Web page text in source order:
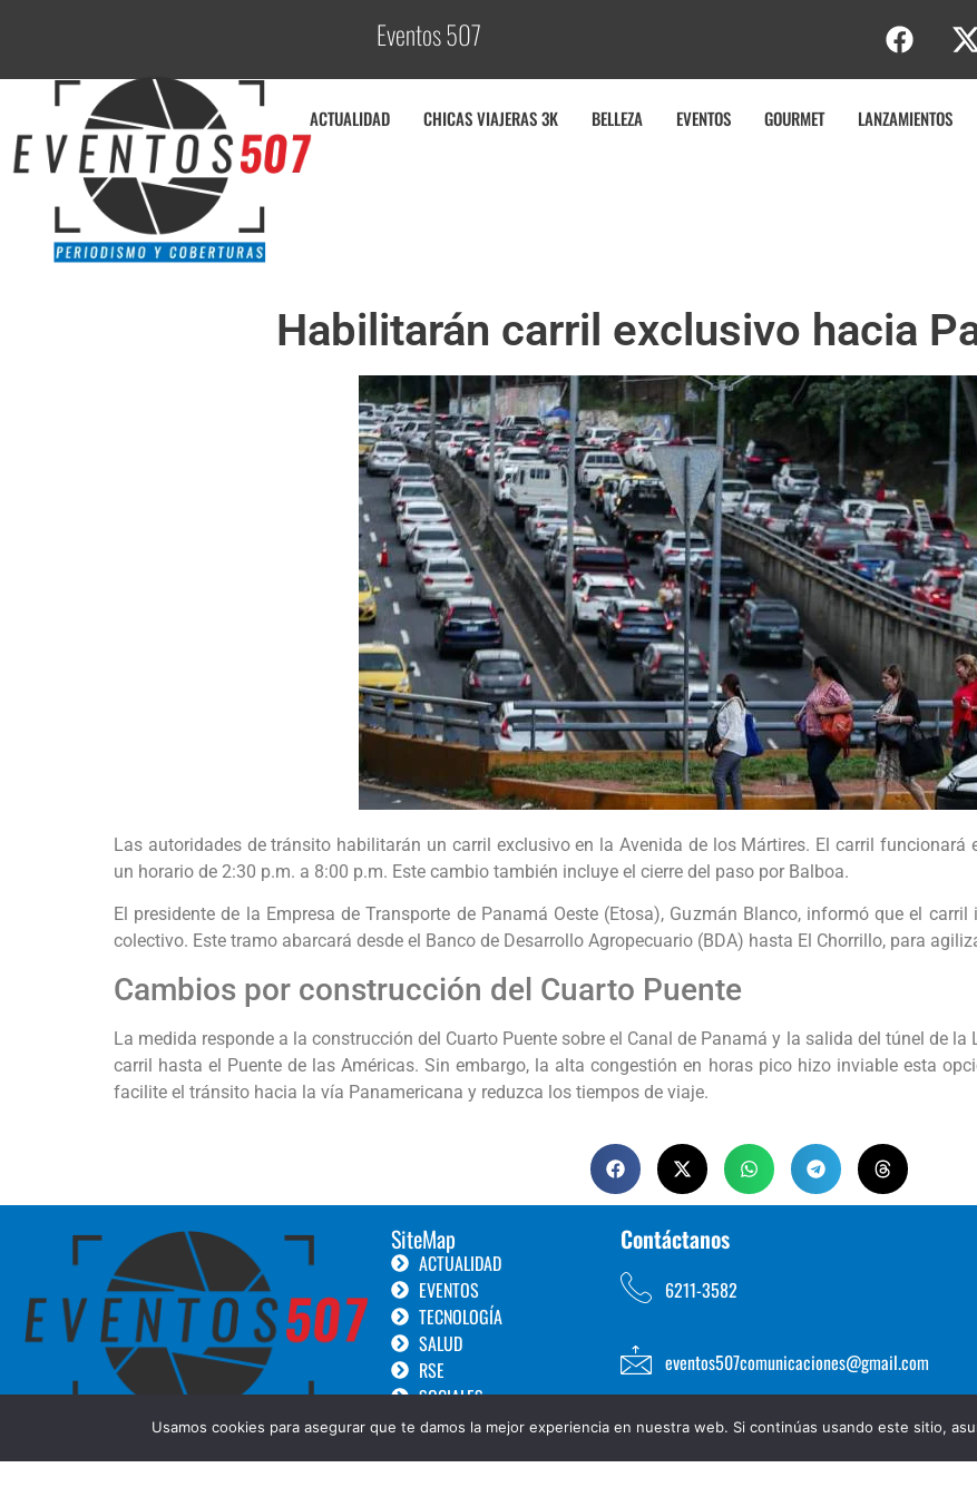
Eventos 507C
ACTUALIDAD CHICAS VIAJERAS 3K BELLEZA EVENTOS GOURMET LANZAMIENTOS
Habilitarán carril exclusivo hacia
Las autoridades de tránsito habilitarán un carril exclusivo en la Avenida de los Mártires. El carril funcionará
un horario de 2:30 p.m. a 8:00 p.m. Este cambio también incluye el cierre del paso por Balboa.
El presidente de la Empresa de Transporte de Panamá Oeste (Etosa), Guzmán Blanco, informó que el
colectivo. Este tramo abarcará desde el Banco de Desarrollo Agropecuario (BDA) hasta El Chorrillo, para
Cambios por construcción del Cuarto Puente
La medida responde a la construcción del Cuarto Puente sobre el Canal de Panamá y la salida del túnel de
carril hasta el Puente de las Américas. Sin embargo, la alta congestión en horas pico hizo inviable esta
facilite el tránsito hacia la vía Panamericana y reduzca los tiempos de viaje.
SiteMap
ACTUALIDAD
EVENTOS
TECNOLOGÍA
SALUD
RSE
SOCIALES
TURISMO
Contáctanos
6211-3582
eventos507comunicaciones@gmail.com
Usamos cookies para asegurar que te damos la mejor experiencia en nuestra web. Si continúas usando este sitio,